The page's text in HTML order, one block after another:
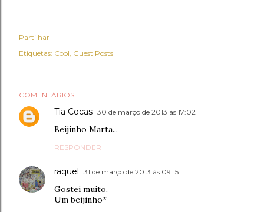
Partilhar
Etiquetas: Cool Guest Posts
COMENTÁRIOS
Tia Cocas 30 de março de 2013 às 17:02
Beijinho Marta...
RESPONDER
raquel 31 de março de 2013 às 09:15
Gostei muito.
Um beijinho*